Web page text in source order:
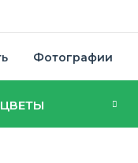
Фотографии
ЦВЕТЫ